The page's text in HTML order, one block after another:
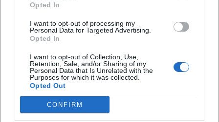
Opted In
I want to opt-out of processing my
Personal Data for Targeted Advertising.
Opted In
I want to opt-out of Collection, Use,
Retention, Sale, and/or Sharing of my
Personal Data that Is Unrelated with the
Purposes for which it was collected.
Opted Out
CONFIRM
Stimmen der Fans
begeistert Menschen weltweit. Auf Instagram liest man
etwa: „Dein Klang ist pures Licht – bitte mehr davon!“ Auf
plötzlich versteht man, warum die Harfe ein Orchester
tragen kann.“ Ein YouTube-Kommentar bringt es auf den
Punkt: „Atemberaubende Kontrolle, großartige
Arrangements – und man lernt bei jedem Video etwas
Neues.“ Diese O-Töne spiegeln, was im Konzertsaal zu
spüren ist: musikalische Tiefe, Charme und leise Ironie.